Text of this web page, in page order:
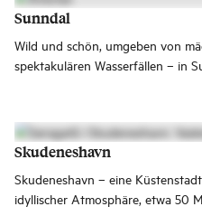
og Rovde som utgangspunkt.
Sunndal
Wild und schön, umgeben von
spektakulären Wasserfällen – in
Nationalpark ist dies ein
Skudeneshavn
Skudeneshavn – eine
idyllischer Atmosphäre, etwa 50